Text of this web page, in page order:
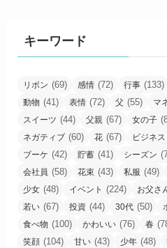
キーワード
リボン (69) 感情 (72) 行事 (133)
動物 (41) 表情 (72) 父 (55) マ
スイーツ (44) 父親 (67) 女の子
ネガティブ (60) 花 (67) ビジネス
ブーケ (42) 貯蓄 (41) シーズン
会社員 (58) 花束 (43) 私服 (49)
少女 (48) イベント (224) お父さ
若い (67) 投資 (44) 30代 (50)
食べ物 (100) かわいい (76) 春
笑顔 (104) 甘い (43) 少年 (48)